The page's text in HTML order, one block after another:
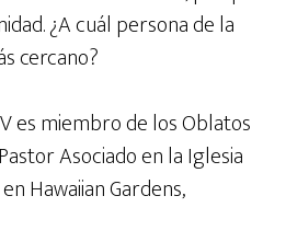
¿A cuál persona de la
cercano?
es miembro de los Oblatos
Asociado en la Iglesia
Hawaiian Gardens,